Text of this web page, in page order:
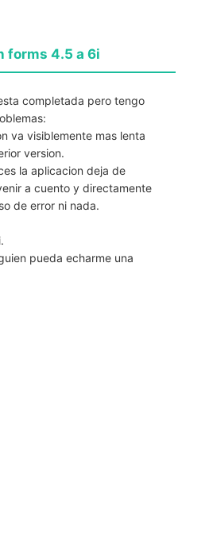
forms 4.5 a 6i
completada pero tengo
va visiblemente mas lenta
version.
la aplicacion deja de
a cuento y directamente
de error ni nada.
pueda echarme una